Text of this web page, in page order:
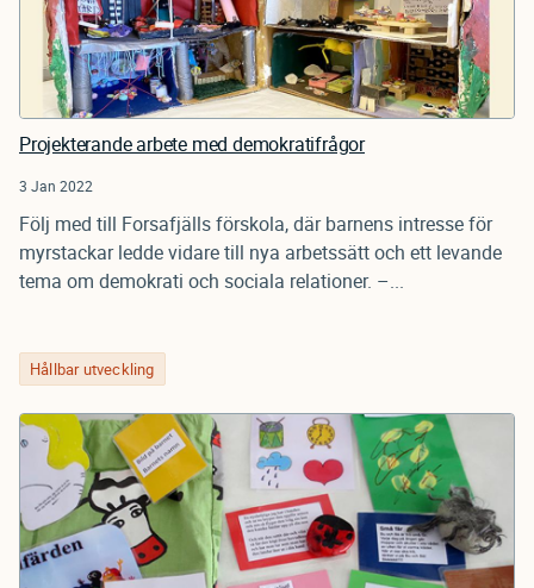
Projekterande arbete med demokratifrågor
3 Jan 2022
Följ med till Forsafjälls förskola, där barnens intresse för
myrstackar ledde vidare till nya arbetssätt och ett levande
tema om demokrati och sociala relationer. –...
Hållbar utveckling